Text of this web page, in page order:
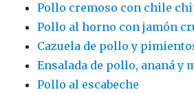
Pollo cremoso con chile
Pollo al horno con jamón
Cazuela de pollo y
Ensalada de pollo, ananá y
Pollo al escabeche